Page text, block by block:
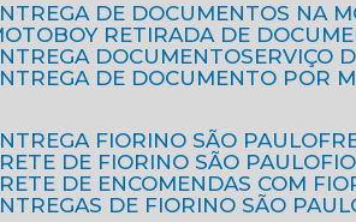
ENTREGA DE DOCUMENTOS NA
MOTOBOY RETIRADA DE
ENTREGA DOCUMENTO
SERVIÇO
ENTREGA DE DOCUMENTO POR
ENTREGA FIORINO SÃO PAULO
FRETE DE FIORINO SÃO PAULO
FRETE DE ENCOMENDAS COM
ENTREGAS DE FIORINO SÃO